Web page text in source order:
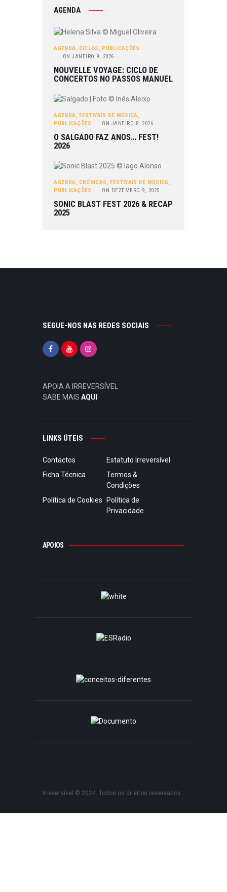
AGENDA
AGENDA, CICLOS , PUBLICAÇÕES
ON JANEIRO 9, 2026
NOUVELLE VOYAGE: CICLO DE
CONCERTOS NO PASSOS MANUEL
AGENDA, FESTIVAIS DE MÚSICA,
PUBLICAÇÕES
ON JANEIRO 8, 2026
O SALGADO FAZ ANOS… FEST!
2026
AGENDA, CRÓNICAS, FESTIVAIS DE MÚSICA,
PUBLICAÇÕES
ON DEZEMBRO 9, 2025
SONIC BLAST FEST 2026 & RECAP
2025
SEGUE-NOS NAS REDES SOCIAIS
APOIA A IRREVERSÍVEL
SABE MAIS AQUI
LINKS ÚTEIS
Contactos
Estatuto Irreversível
Ficha Técnica
Termos &
Condições
Política de Cookies
Política de
Privacidade
APOIOS
Irreversível © 2024. Todos os direitos reservados.